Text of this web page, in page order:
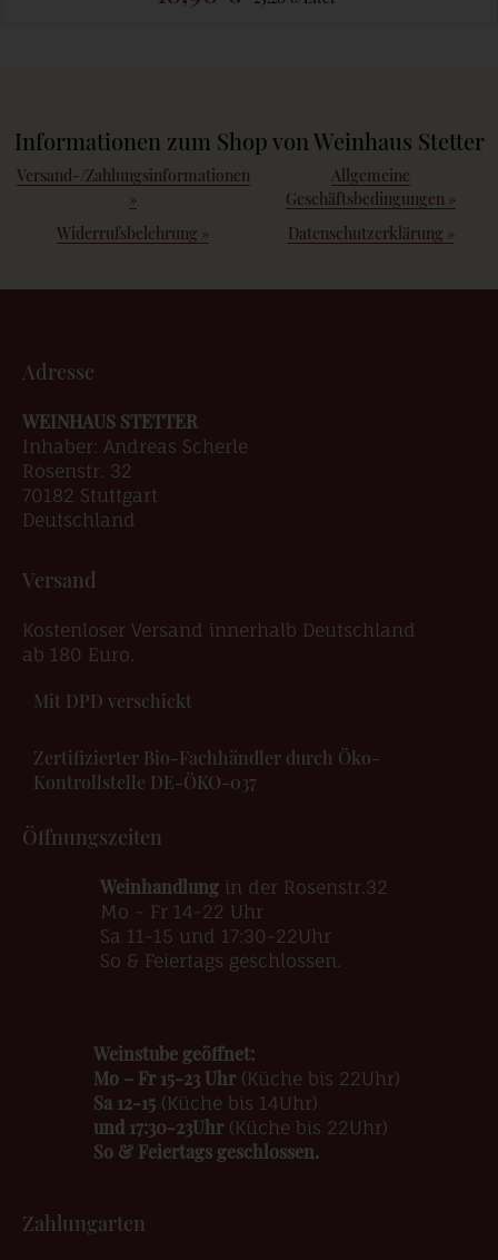
Informationen zum Shop von Weinhaus Stetter
Versand-/Zahlungsinformationen
»
Allgemeine
Geschäftsbedingungen »
Widerrufsbelehrung » Datenschutzerklärung »
Adresse
WEINHAUS STETTER
Inhaber: Andreas Scherle
Rosenstr. 32
70182 Stuttgart
Deutschland
Versand
Kostenloser Versand innerhalb Deutschland
ab 180 Euro.
Mit DPD verschickt
Zertifizierter Bio-Fachhändler durch Öko-
Kontrollstelle DE-ÖKO-037
Öffnungszeiten
Weinhandlungin der Rosenstr.32
Mo – Fr 14-22 Uhr
Sa 11-15 und 17:30-22Uhr
So & Feiertags geschlossen.
Weinstube geöffnet:
Mo – Fr 15-23 Uhr(Küche bis 22Uhr)
Sa 12-15(Küche bis 14Uhr)
und 17:30-23Uhr(Küche bis 22Uhr)
So & Feiertags geschlossen.
Zahlungarten